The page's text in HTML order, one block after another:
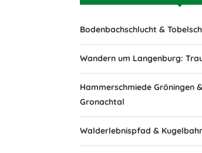
Bodenbachschlucht &
Wandern um Langenburg:
Hammerschmiede Gröningen
Gronachtal
Walderlebnispfad &